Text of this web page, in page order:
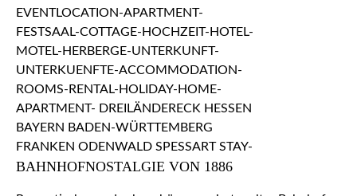
BAHNHOFNOSTALGIE VON 1886